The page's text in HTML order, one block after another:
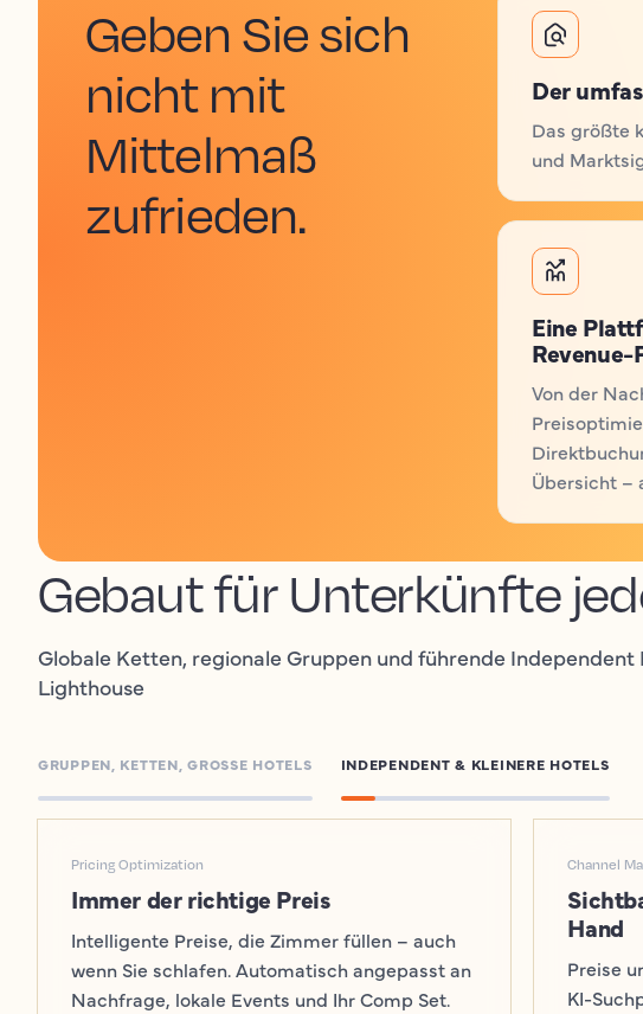
Geben Sie sich
nicht mit
Mittelmaß
zufrieden.
Der
Das größte
und
Eine
Revenue-
Von der
Übersicht –
Gebaut für Unterkünfte
Globale Ketten, regionale Gruppen und führende
Lighthouse
GRUPPEN, KETTEN, GROSSE HOTELS INDEPENDENT & KLEINERE HOTELS
Pricing Optimization
Immer der richtige Preis
Intelligente Preise, die Zimmer füllen – auch
wenn Sie schlafen. Automatisch angepasst an
Nachfrage, lokale Events und Ihr Comp Set.
Channel
Hand
Preise
KI-